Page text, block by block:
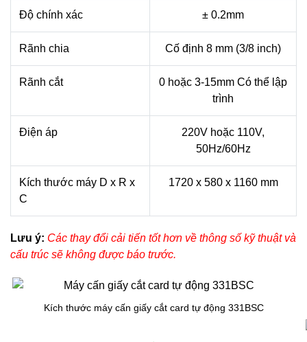
Độ chính xác ± 0.2mm
Rãnh chia Cố định 8 mm (3/8 inch)
Rãnh cắt
0 hoặc 3-15mm Có thể lập
trình
Điện áp
220V hoặc 110V,
50Hz/60Hz
Kích thước máy D x R x
C
1720 x 580 x 1160 mm
Lưu ý: Các thay đổi cải tiến tốt hơn về thông số kỹ thuật và
cấu trúc sẽ không được báo trước.
Kích thước máy cấn giấy cắt card tự động 331BSC